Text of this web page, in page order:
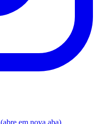
(abre em nova aba)